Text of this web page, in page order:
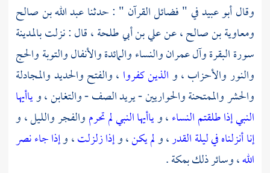
وقالأبو عبيدفي " فضائل القرآن " : حدثناعبد الله بن صالح
ومعاوية بن صالح ،عنعلي بن أبي طلحة، قال : نزلتبالمدينة
سورة البقرة وآل عمران والنساء والمائدة والأنفال والتوبة والحج
والنور والأحزاب ، والذين كفروا ، والفتح والحديد والمجادلة
والحشر والممتحنة والحواريين - يريد الصف - والتغابن ، وياأيها
النبي إذا طلقتم النساء، وياأيها النبي لم تحرموالفجر والليل ، و
إنا أنزلناه في ليلة القدر، ولم يكن، وإذا زلزلت، وإذا جاء نصر
الله، وسائر ذلكبمكة.